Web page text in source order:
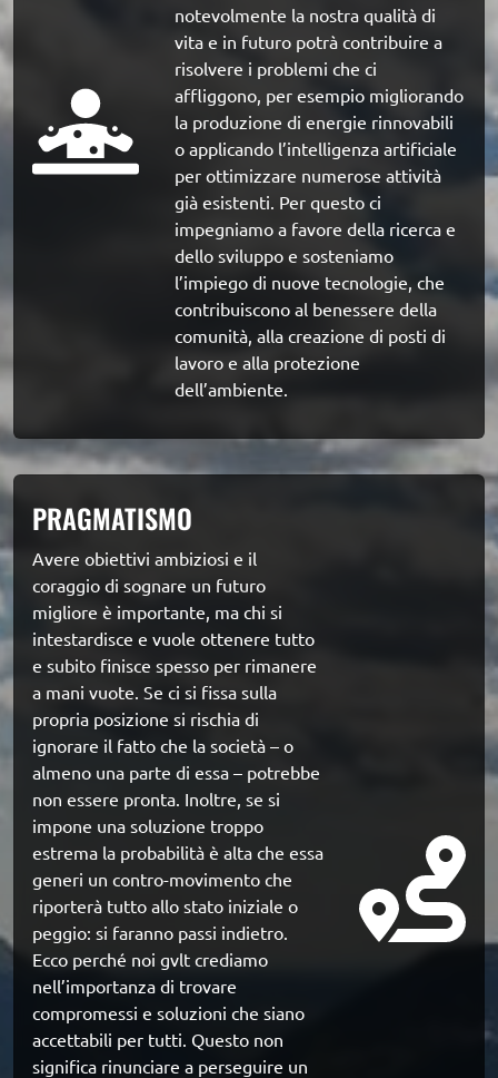
notevolmente la nostra qualità di
vita e in futuro potrà contribuire a
risolvere i problemi che ci
affliggono, per esempio migliorando
la produzione di energie rinnovabili
o applicando l’intelligenza artificiale
per ottimizzare numerose attività
già esistenti. Per questo ci
impegniamo a favore della ricerca e
dello sviluppo e sosteniamo
l’impiego di nuove tecnologie, che
contribuiscono al benessere della
comunità, alla creazione di posti di
lavoro e alla protezione
dell’ambiente.
PRAGMATISMO
Avere obiettivi ambiziosi e il
coraggio di sognare un futuro
migliore è importante, ma chi si
intestardisce e vuole ottenere tutto
e subito finisce spesso per rimanere
a mani vuote. Se ci si fissa sulla
propria posizione si rischia di
ignorare il fatto che la società – o
almeno una parte di essa – potrebbe
non essere pronta. Inoltre, se si
impone una soluzione troppo
estrema la probabilità è alta che essa
generi un contro-movimento che
riporterà tutto allo stato iniziale o
peggio: si faranno passi indietro.
Ecco perché noi gvlt crediamo
nell’importanza di trovare
compromessi e soluzioni che siano
accettabili per tutti. Questo non
significa rinunciare a perseguire un